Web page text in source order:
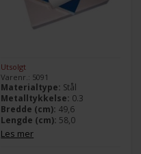
Utsolgt
Varenr.: 5091
Materialtype: Stål
Metalltykkelse: 0.3
Bredde (cm): 49,6
Lengde (cm): 58,0
Les mer